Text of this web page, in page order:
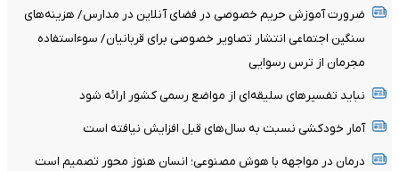
ضرورت آموزش حریم خصوصی در فضای آنلاین در مدارس/ هزینه‌های
سنگین اجتماعی انتشار تصاویر خصوصی برای قربانیان/ سوءاستفاده
مجرمان از ترس رسوایی
نباید تفسیرهای سلیقه‌ای از مواضع رسمی کشور ارائه شود
آمار خودکشی نسبت به سال‌های قبل افزایش نیافته است
درمان در مواجهه با هوش مصنوعی؛ انسان هنوز محور تصمیم است